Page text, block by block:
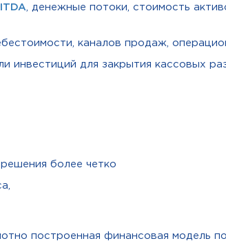
, денежные потоки, стоимость
каналов продаж,
инвестиций для закрытия кассовых
более четко
построенная финансовая модель